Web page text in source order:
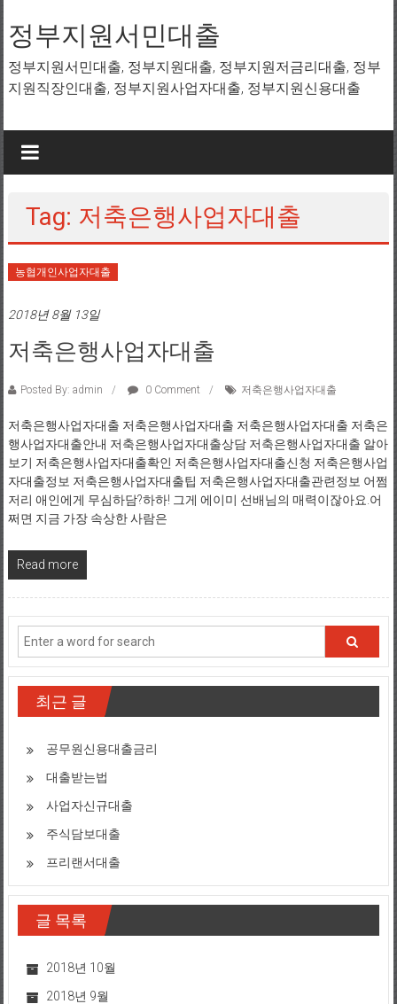
정부지원서민대출
정부지원서민대출, 정부지원대출, 정부지원저금리대출, 정부
지원직장인대출, 정부지원사업자대출, 정부지원신용대출
Tag: 저축은행사업자대출
농협개인사업자대출
2018년 8월 13일
저축은행사업자대출
Posted By: admin 0 Comment 저축은행사업자대출
저축은행사업자대출 저축은행사업자대출 저축은행사업자대출 저축은
행사업자대출안내 저축은행사업자대출상담 저축은행사업자대출 알아
보기 저축은행사업자대출확인 저축은행사업자대출신청 저축은행사업
자대출정보 저축은행사업자대출팁 저축은행사업자대출관련정보 어쩜
저리 애인에게 무심하담?하하! 그게 에이미 선배님의 매력이잖아요.어
쩌면 지금 가장 속상한 사람은
Read more
최근 글
공무원신용대출금리
대출받는법
사업자신규대출
주식담보대출
프리랜서대출
글 목록
2018년 10월
2018년 9월